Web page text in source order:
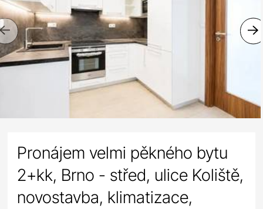
Previous
Pronájem velmi pěkného bytu
2+kk, Brno - střed, ulice Koliště,
novostavba, klimatizace,